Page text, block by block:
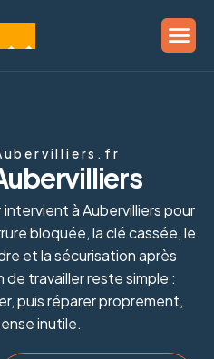
ubervilliers
intervient à Aubervilliers pour
bloquée, la clé cassée, le
et la sécurisation après
travailler reste simple :
puis réparer proprement,
inutile.